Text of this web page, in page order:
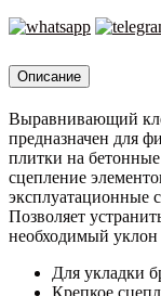
25кг.
Описание
Выравнивающий
предназначен для
плитки на
сцепление
эксплуатационные
Позволяет
необходимый уклон
Для укладки
Крепкое